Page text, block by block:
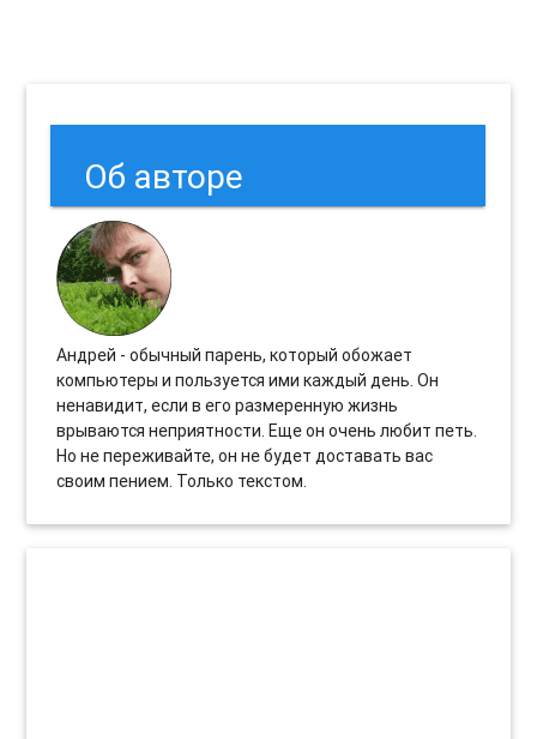
Об авторе
Андрей - обычный парень, который обожает
компьютеры и пользуется ими каждый день. Он
ненавидит, если в его размеренную жизнь
врываются неприятности. Еще он очень любит петь.
Но не переживайте, он не будет доставать вас
своим пением. Только текстом.